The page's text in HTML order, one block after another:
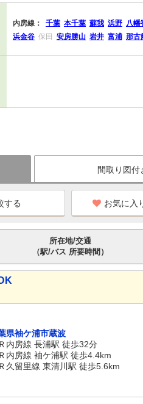
内房線： 千葉 本千葉 蘇我 浜野 八幡
浜金谷 保田 安房勝山 岩井 富浦 那古
間取り図付
お気に入
所在地/交通
（駅/バス 所要時間）
県袖ケ浦市蔵波
内房線 長浦駅 徒歩32分
内房線 袖ケ浦駅 徒歩4.4km
Ｒ久留里線 東清川駅 徒歩5.6km